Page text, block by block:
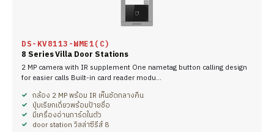
DS-KV8113-WME1(C)
8 Series Villa Door Stations
2 MP camera with IR supplement One nametag button calling design
for easier calls Built-in card reader modu…
กล้อง 2 MP พร้อม IR เห็นชัดกลางคืน
ปุ่มเรียกเดี่ยวพร้อมป้ายชื่อ
มีเครื่องอ่านการ์ดในตัว
door station วิลล่าซีรีส์ 8